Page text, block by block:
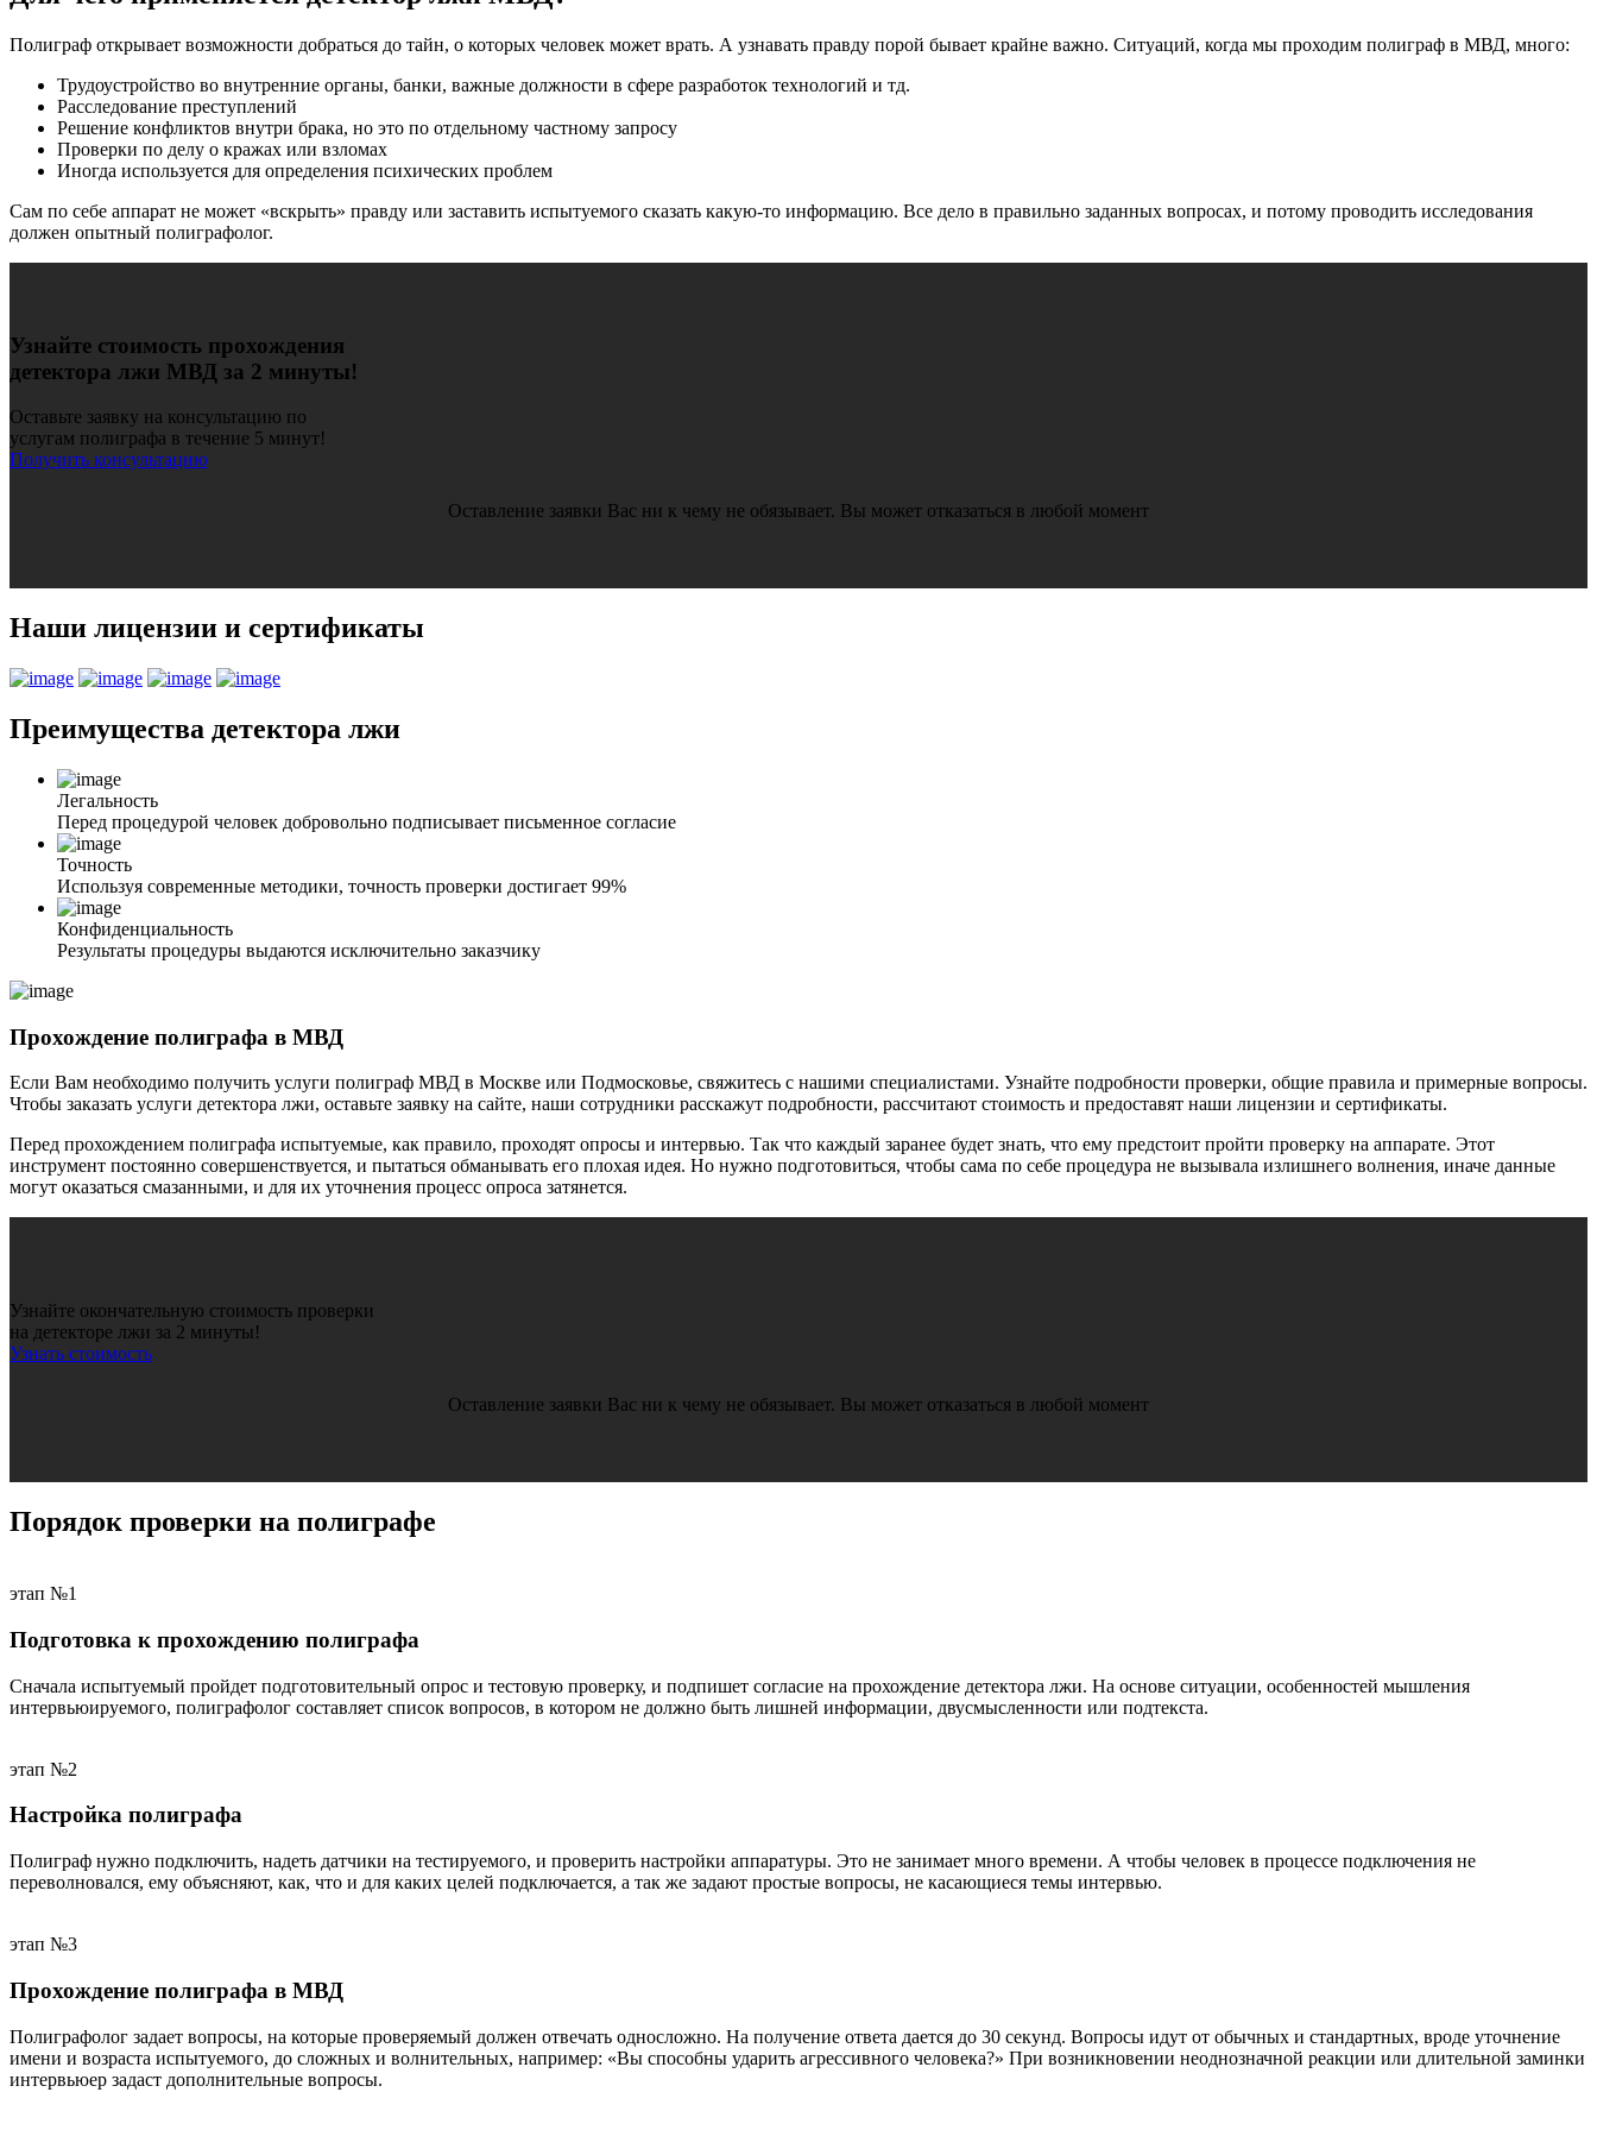
Полиграф открывает возможности добраться до тайн, о которых человек может врать. А узнавать правду порой бывает крайне важно. Ситуаций, когда мы проходим полиграф в МВД, много:
Трудоустройство во внутренние органы, банки, важные должности в сфере разработок технологий и тд.
Расследование преступлений
Решение конфликтов внутри брака, но это по отдельному частному запросу
Проверки по делу о кражах или взломах
Иногда используется для определения психических проблем
Сам по себе аппарат не может «вскрыть» правду или заставить испытуемого сказать какую-то информацию. Все дело в правильно заданных вопросах, и потому проводить исследования
должен опытный полиграфолог.
Узнайте стоимость прохождения
детектора лжи МВД за 2 минуты!
Оставьте заявку на консультацию по
услугам полиграфа в течение 5 минут!
Получить консультацию
Оставление заявки Вас ни к чему не обязывает. Вы может отказаться в любой момент
Наши лицензии и сертификаты
Преимущества детектора лжи
Легальность
Перед процедурой человек добровольно подписывает письменное согласие
Точность
Используя современные методики, точность проверки достигает 99%
Конфиденциальность
Результаты процедуры выдаются исключительно заказчику
Прохождение полиграфа в МВД
Если Вам необходимо получить услуги полиграф МВД в Москве или Подмосковье, свяжитесь с нашими специалистами. Узнайте подробности проверки, общие правила и примерные вопросы.
Чтобы заказать услуги детектора лжи, оставьте заявку на сайте, наши сотрудники расскажут подробности, рассчитают стоимость и предоставят наши лицензии и сертификаты.
Перед прохождением полиграфа испытуемые, как правило, проходят опросы и интервью. Так что каждый заранее будет знать, что ему предстоит пройти проверку на аппарате. Этот
инструмент постоянно совершенствуется, и пытаться обманывать его плохая идея. Но нужно подготовиться, чтобы сама по себе процедура не вызывала излишнего волнения, иначе данные
могут оказаться смазанными, и для их уточнения процесс опроса затянется.
Узнайте окончательную стоимость проверки
на детекторе лжи за 2 минуты!
Узнать стоимость
Оставление заявки Вас ни к чему не обязывает. Вы может отказаться в любой момент
Порядок проверки на полиграфе
этап №1
Подготовка к прохождению полиграфа
Сначала испытуемый пройдет подготовительный опрос и тестовую проверку, и подпишет согласие на прохождение детектора лжи. На основе ситуации, особенностей мышления
интервьюируемого, полиграфолог составляет список вопросов, в котором не должно быть лишней информации, двусмысленности или подтекста.
этап №2
Настройка полиграфа
Полиграф нужно подключить, надеть датчики на тестируемого, и проверить настройки аппаратуры. Это не занимает много времени. А чтобы человек в процессе подключения не
переволновался, ему объясняют, как, что и для каких целей подключается, а так же задают простые вопросы, не касающиеся темы интервью.
этап №3
Прохождение полиграфа в МВД
Полиграфолог задает вопросы, на которые проверяемый должен отвечать односложно. На получение ответа дается до 30 секунд. Вопросы идут от обычных и стандартных, вроде уточнение
имени и возраста испытуемого, до сложных и волнительных, например: «Вы способны ударить агрессивного человека?» При возникновении неоднозначной реакции или длительной заминки
интервьюер задаст дополнительные вопросы.